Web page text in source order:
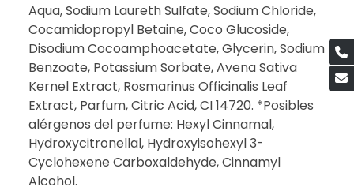
Aqua, Sodium Laureth Sulfate, Sodium Chloride,
Cocamidopropyl Betaine, Coco Glucoside,
Disodium Cocoamphoacetate, Glycerin, Sodium
Benzoate, Potassium Sorbate, Avena Sativa
Kernel Extract, Rosmarinus Officinalis Leaf
Extract, Parfum, Citric Acid, CI 14720. *Posibles
alérgenos del perfume: Hexyl Cinnamal,
Hydroxycitronellal, Hydroxyisohexyl 3-
Cyclohexene Carboxaldehyde, Cinnamyl
Alcohol.